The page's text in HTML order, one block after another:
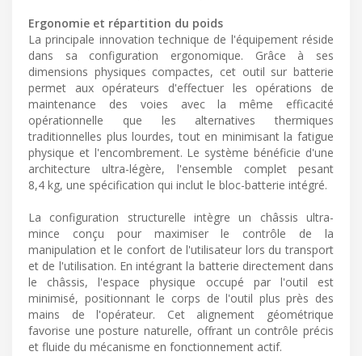
Ergonomie et répartition du poids
La principale innovation technique de l'équipement réside
dans sa configuration ergonomique. Grâce à ses
dimensions physiques compactes, cet outil sur batterie
permet aux opérateurs d'effectuer les opérations de
maintenance des voies avec la même efficacité
opérationnelle que les alternatives thermiques
traditionnelles plus lourdes, tout en minimisant la fatigue
physique et l'encombrement. Le système bénéficie d'une
architecture ultra-légère, l'ensemble complet pesant
8,4 kg, une spécification qui inclut le bloc-batterie intégré.
La configuration structurelle intègre un châssis ultra-
mince conçu pour maximiser le contrôle de la
manipulation et le confort de l'utilisateur lors du transport
et de l'utilisation. En intégrant la batterie directement dans
le châssis, l'espace physique occupé par l'outil est
minimisé, positionnant le corps de l'outil plus près des
mains de l'opérateur. Cet alignement géométrique
favorise une posture naturelle, offrant un contrôle précis
et fluide du mécanisme en fonctionnement actif.